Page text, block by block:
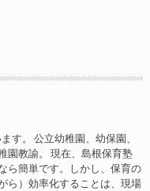
す。 公立幼稚園、幼保園、
園教諭。 現在、島根保育塾
ら簡単です。しかし、保育の
ら）効率化することは、現場